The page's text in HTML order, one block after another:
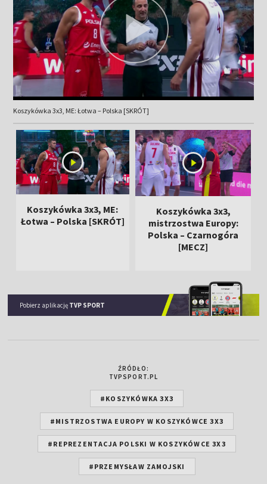
Koszykówka 3x3, ME: Łotwa – Polska [SKRÓT]
Koszykówka 3x3, ME:
Łotwa – Polska [SKRÓT]
Koszykówka 3x3,
mistrzostwa Europy:
Polska – Czarnogóra
[MECZ]
Pobierz aplikację TVP SPORT
ŹRÓDŁO:
TVPSPORT.PL
#KOSZYKÓWKA 3X3
#MISTRZOSTWA EUROPY W KOSZYKÓWCE 3X3
#REPREZENTACJA POLSKI W KOSZYKÓWCE 3X3
#PRZEMYSŁAW ZAMOJSKI